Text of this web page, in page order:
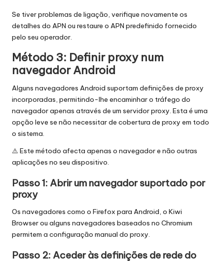
Se tiver problemas de ligação, verifique novamente os
detalhes do APN ou restaure o APN predefinido fornecido
pelo seu operador.
Método 3: Definir proxy num
navegador Android
Alguns navegadores Android suportam definições de proxy
incorporadas, permitindo-lhe encaminhar o tráfego do
navegador apenas através de um servidor proxy. Esta é uma
opção leve se não necessitar de cobertura de proxy em todo
o sistema.
⚠️ Este método afecta apenas o navegador e não outras
aplicações no seu dispositivo.
Passo 1: Abrir um navegador suportado por
proxy
Os navegadores como o Firefox para Android, o Kiwi
Browser ou alguns navegadores baseados no Chromium
permitem a configuração manual do proxy.
Passo 2: Aceder às definições de rede do